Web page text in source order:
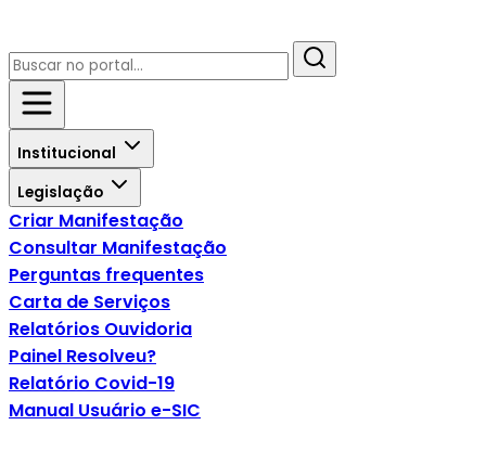
Institucional
Legislação
Criar Manifestação
Consultar Manifestação
Perguntas frequentes
Carta de Serviços
Relatórios Ouvidoria
Painel Resolveu?
Relatório Covid-19
Manual Usuário e-SIC